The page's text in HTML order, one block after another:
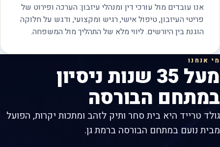
אנו עובדים מול עורכי דין ומנהלי עיזבון: הערכה ופירוט של
פריטי העיזבון, טיפול אישי, רגיש ומקצועי, ודגש על חלוקה
הוגנת בין היורשים. ליווי מלא של התהליך מול המשפחה.
מי אנחנו
מעל 35 שנות ניסיון
במתחם הבורסה
גולד טרייד היא בית סחר ותיק לזהב ומתכות יקרות, הפועל
מבית נועם במתחם הבורסה ברמת גן.